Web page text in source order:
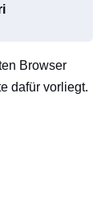
Browser
dafür vorliegt.